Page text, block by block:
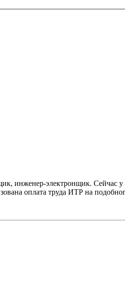
инженер-электронщик. Сейчас
оплата труда ИТР на